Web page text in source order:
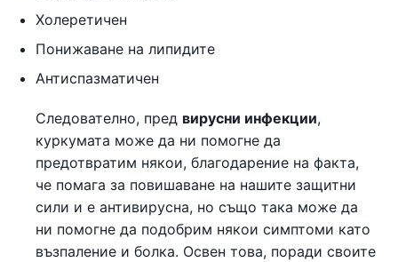
Холеретичен
Понижаване на липидите
Антиспазматичен
Следователно, пред вирусни инфекции,
куркумата може да ни помогне да
предотвратим някои, благодарение на факта,
че помага за повишаване на нашите защитни
сили и е антивирусна, но също така може да
ни помогне да подобрим някои симптоми като
възпаление и болка. Освен това, поради своите